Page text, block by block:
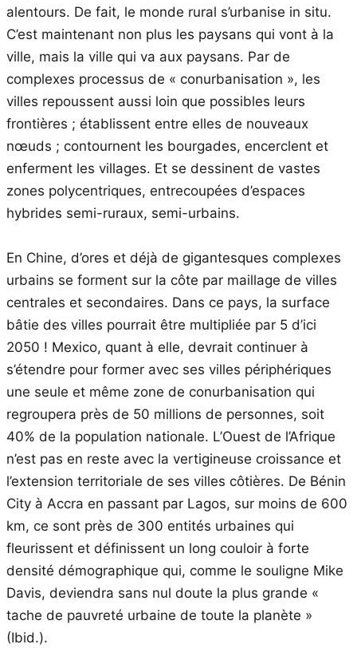
alentours. De fait, le monde rural s’urbanise in situ.
C’est maintenant non plus les paysans qui vont à la
ville, mais la ville qui va aux paysans. Par de
complexes processus de « conurbanisation », les
villes repoussent aussi loin que possibles leurs
frontières ; établissent entre elles de nouveaux
nœuds ; contournent les bourgades, encerclent et
enferment les villages. Et se dessinent de vastes
zones polycentriques, entrecoupées d’espaces
hybrides semi-ruraux, semi-urbains.
En Chine, d’ores et déjà de gigantesques complexes
urbains se forment sur la côte par maillage de villes
centrales et secondaires. Dans ce pays, la surface
bâtie des villes pourrait être multipliée par 5 d’ici
2050 ! Mexico, quant à elle, devrait continuer à
s’étendre pour former avec ses villes périphériques
une seule et même zone de conurbanisation qui
regroupera près de 50 millions de personnes, soit
40% de la population nationale. L’Ouest de l’Afrique
n’est pas en reste avec la vertigineuse croissance et
l’extension territoriale de ses villes côtières. De Bénin
City à Accra en passant par Lagos, sur moins de 600
km, ce sont près de 300 entités urbaines qui
fleurissent et définissent un long couloir à forte
densité démographique qui, comme le souligne Mike
Davis, deviendra sans nul doute la plus grande «
tache de pauvreté urbaine de toute la planète »
(Ibid.).